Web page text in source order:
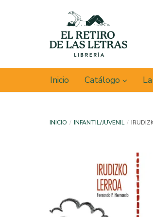
Inicio Catálogo
INICIO INFANTIL/JUVENIL